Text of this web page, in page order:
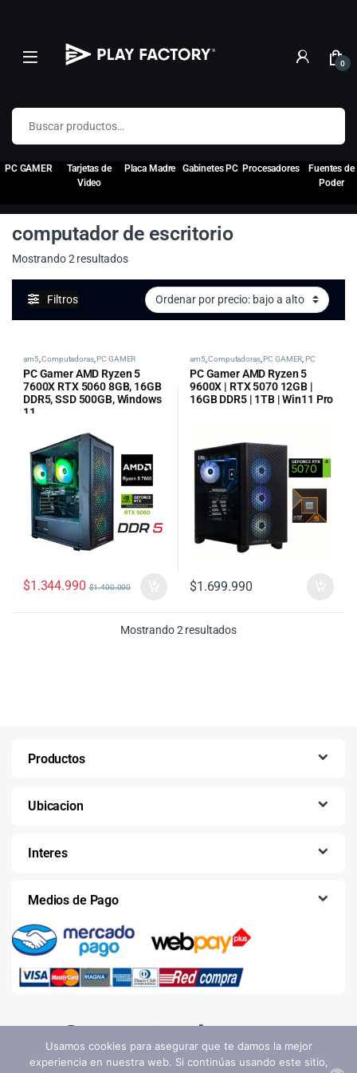
0
Buscar por:
PC GAMER
Tarjetas de
Video
Placa Madre Gabinetes PC Procesadores
Fuentes de
Poder
computador de escritorio
Mostrando 2 resultadosOrdenado por precio: bajo a alto
Filtros
am5,Computadoras,PC GAMER
PC Gamer AMD Ryzen 5
7600X RTX 5060 8GB, 16GB
DDR5, SSD 500GB, Windows
11
$1.344.990 $1.400.000
am5,Computadoras,PC GAMER ,PC
tipos de pc categoria
PC Gamer AMD Ryzen 5
9600X | RTX 5070 12GB |
16GB DDR5 | 1TB | Win11 Pro
$1.699.990
Mostrando 2 resultadosOrdenado por precio:
Productos
Ubicacion
Interes
Medios de Pago
Usamos cookies para asegurar que te damos la mejor
experiencia en nuestra web. Si continúas usando este sitio,